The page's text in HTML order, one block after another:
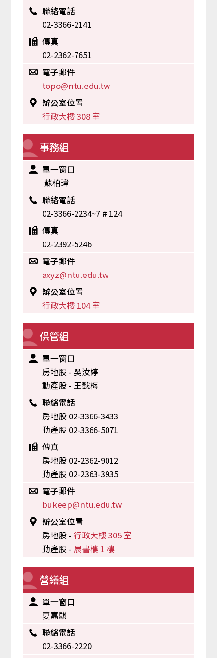
聯絡電話
02-3366-2141
傳真
02-2362-7651
電子郵件
topo@ntu.edu.tw
辦公室位置
行政大樓 308 室
事務組
單一窗口
蘇柏瑋
聯絡電話
02-3366-2234~7 # 124
傳真
02-2392-5246
電子郵件
axyz@ntu.edu.tw
辦公室位置
行政大樓 104 室
保管組
單一窗口
房地股 - 吳汝婷
動產股 - 王懿梅
聯絡電話
房地股 02-3366-3433
動產股 02-3366-5071
傳真
房地股 02-2362-9012
動產股 02-2363-3935
電子郵件
bukeep@ntu.edu.tw
辦公室位置
房地股 -行政大樓 305 室
動產股 - 展書樓 1 樓
營繕組
單一窗口
夏嘉騏
聯絡電話
02-3366-2220